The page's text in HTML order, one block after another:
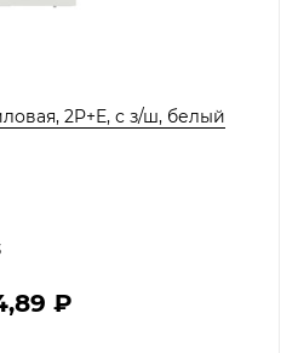
2P+E, с з/ш, белый
₽